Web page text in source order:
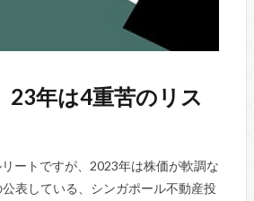
23年は4重苦のリス
ートですが、2023年は株価が軟調な
表している、シンガポール不動産投